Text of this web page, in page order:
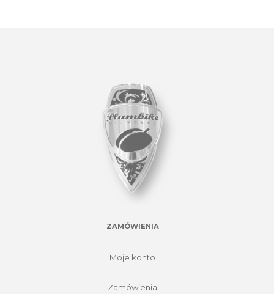
ZAMÓWIENIA
Moje konto
Zamówienia